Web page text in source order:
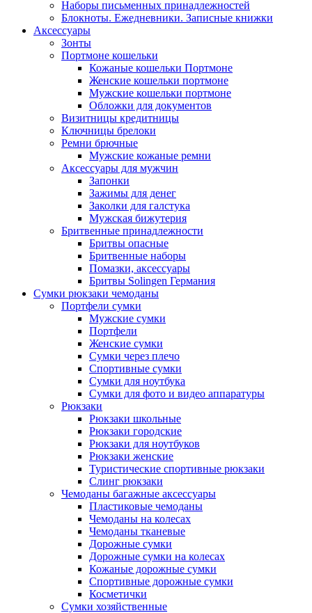
Наборы письменных принадлежностей
Блокноты. Ежедневники. Записные книжки
Аксессуары
Зонты
Портмоне кошельки
Кожаные кошельки Портмоне
Женские кошельки портмоне
Мужские кошельки портмоне
Обложки для документов
Визитницы кредитницы
Ключницы брелоки
Ремни брючные
Мужские кожаные ремни
Аксессуары для мужчин
Запонки
Зажимы для денег
Заколки для галстука
Мужская бижутерия
Бритвенные принадлежности
Бритвы опасные
Бритвенные наборы
Помазки, аксессуары
Бритвы Solingen Германия
Сумки рюкзаки чемоданы
Портфели сумки
Мужские сумки
Портфели
Женские сумки
Сумки через плечо
Спортивные сумки
Сумки для ноутбука
Сумки для фото и видео аппаратуры
Рюкзаки
Рюкзаки школьные
Рюкзаки городские
Рюкзаки для ноутбуков
Рюкзаки женские
Туристические спортивные рюкзаки
Слинг рюкзаки
Чемоданы багажные аксессуары
Пластиковые чемоданы
Чемоданы на колесах
Чемоданы тканевые
Дорожные сумки
Дорожные сумки на колесах
Кожаные дорожные сумки
Спортивные дорожные сумки
Косметички
Сумки хозяйственные